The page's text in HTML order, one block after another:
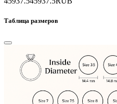
Таблица размеров